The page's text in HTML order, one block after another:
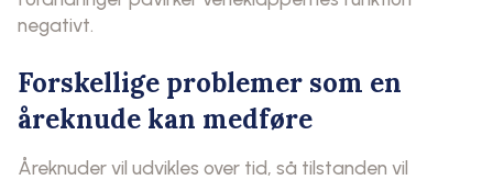
negativt.
Forskellige problemer som en
åreknude kan medføre
Åreknuder vil udvikles over tid, så tilstanden vil